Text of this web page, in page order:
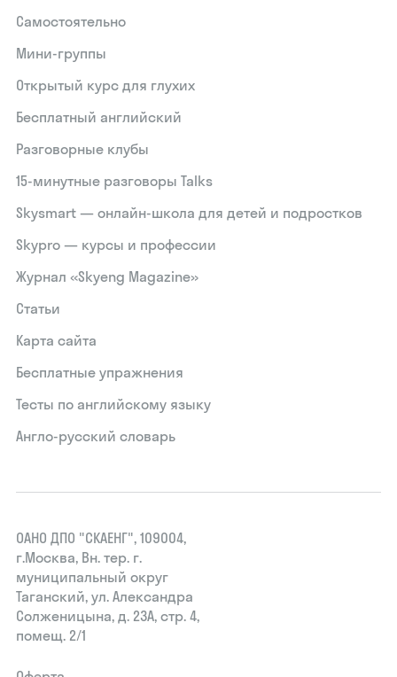
Самостоятельно
Мини-группы
Открытый курс для глухих
Бесплатный английский
Разговорные клубы
15‑минутные разговоры Talks
Skysmart — онлайн-школа для детей и подростков
Skypro — курсы и профессии
Журнал «Skyeng Magazine»
Статьи
Карта сайта
Бесплатные упражнения
Тесты по английскому языку
Англо-русский словарь
ОАНО ДПО "СКАЕНГ", 109004,
г.Москва, Вн. тер. г.
муниципальный округ
Таганский, ул. Александра
Солженицына, д. 23А, стр. 4,
помещ. 2/1